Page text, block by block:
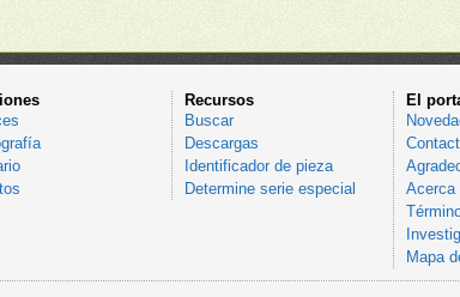
Recursos
Buscar
Descargas
Identificador de pieza
Determine serie especial
El
Acerca
Mapa